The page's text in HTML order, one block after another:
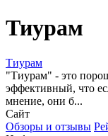
Тиурам
Тиурам
"Тиурам" - это
эффективный, что
мнение, они б...
Сайт
Обзоры и отзывы